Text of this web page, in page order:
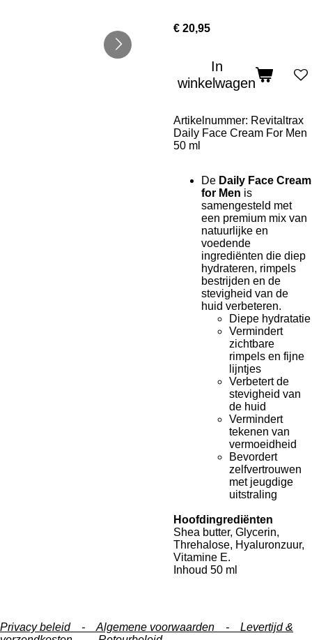
€ 20,95
In
winkelwagen
Artikelnummer: Revitaltrax
Daily Face Cream For Men
50 ml
De Daily Face Cream
for Men is
samengesteld met
een premium mix van
natuurlijke en
voedende
ingrediënten die diep
hydrateren, rimpels
bestrijden en de
stevigheid van de
huid verbeteren.
Diepe hydratatie
Vermindert
zichtbare
rimpels en fijne
lijntjes
Verbetert de
stevigheid van
de huid
Vermindert
tekenen van
vermoeidheid
Bevordert
zelfvertrouwen
met jeugdige
uitstraling
Hoofdingrediënten
Shea butter, Glycerin,
Threhalose, Hyaluronzuur,
Vitamine E.
Inhoud 50 ml
Privacy beleid - Algemene voorwaarden - Levertijd &